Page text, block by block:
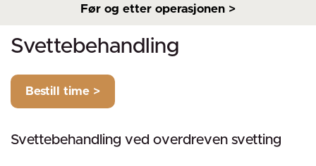
Før og etter operasjonen >
Svettebehandling
Svettebehandling ved overdreven svetting